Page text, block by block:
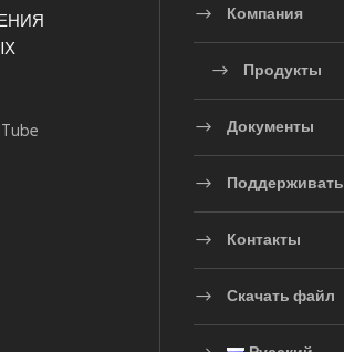
Компания
Продукты
Документы
Поддерживать
Контакты
Скачать файл